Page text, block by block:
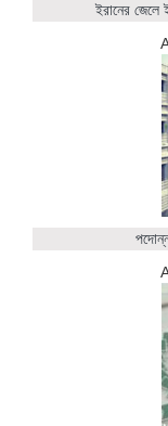
ইরানের জেলে